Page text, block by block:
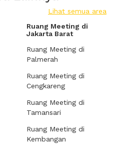
Lihat semua area
Ruang Meeting di
Jakarta Barat
Ruang Meeting di
Palmerah
Ruang Meeting di
Cengkareng
Ruang Meeting di
Tamansari
Ruang Meeting di
Kembangan